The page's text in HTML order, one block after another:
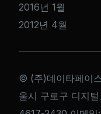
2016년 1월
2012년 4월
© (주)데이타페이
울시 구로구 디지